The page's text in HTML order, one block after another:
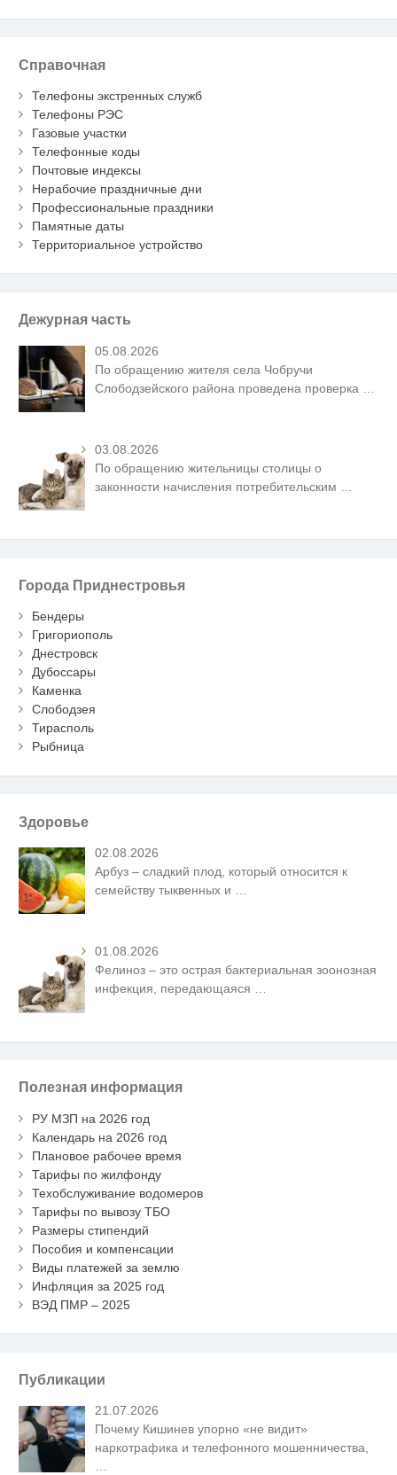
Справочная
Телефоны экстренных служб
Телефоны РЭС
Газовые участки
Телефонные коды
Почтовые индексы
Нерабочие праздничные дни
Профессиональные праздники
Памятные даты
Территориальное устройство
Дежурная часть
05.08.2026
По обращению жителя села Чобручи
Слободзейского района проведена проверка
03.08.2026
По обращению жительницы столицы о
законности начисления потребительским
Города Приднестровья
Бендеры
Григориополь
Днестровск
Дубоссары
Каменка
Слободзея
Тирасполь
Рыбница
Здоровье
02.08.2026
Арбуз – сладкий плод, который относится к
семейству тыквенных и
01.08.2026
Фелиноз – это острая бактериальная зоонозная
инфекция, передающаяся …
Полезная информация
РУ МЗП на 2026 год
Календарь на 2026 год
Плановое рабочее время
Тарифы по жилфонду
Техобслуживание водомеров
Тарифы по вывозу ТБО
Размеры стипендий
Пособия и компенсации
Виды платежей за землю
Инфляция за 2025 год
ВЭД ПМР – 2025
Публикации
21.07.2026
Почему Кишинев упорно «не видит»
наркотрафика и телефонного мошенничества,
…